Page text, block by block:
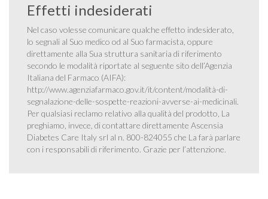
Effetti indesiderati
Nel caso volesse comunicare qualche effetto indesiderato,
lo segnali al Suo medico od al Suo farmacista, oppure
direttamente alla Sua struttura sanitaria di riferimento
secondo le modalità riportate al seguente sito dell’Agenzia
Italiana del Farmaco (AIFA):
http://www.agenziafarmaco.gov.it/it/content/modalità-di-
segnalazione-delle-sospette-reazioni-avverse-ai-medicinali.
Per qualsiasi reclamo relativo alla qualità del prodotto, La
preghiamo, invece, di contattare direttamente Ascensia
Diabetes Care Italy srl al n. 800-824055 che La farà parlare
con i responsabili di riferimento. Grazie per l’attenzione.